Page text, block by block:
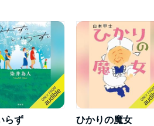
らず ひかりの魔女